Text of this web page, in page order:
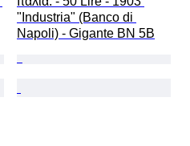
"Industria" (Banco di
Napoli) - Gigante BN 5B